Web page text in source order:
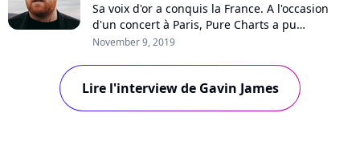
Sa voix d'or a conquis la France. A l'occasion
d'un concert à Paris, Pure Charts a pu
rencontrer Gavin James, nommé aux NRJ Music
"Only Ticket Home", son duo "Always" avec
Philippine, son coeur de romantique et Bruce
November 9, 2019
Lire l'interview de Gavin James